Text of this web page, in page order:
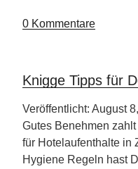
das
0 Kommentare
Knigge Tipps für
Veröffentlicht: August
Gutes Benehmen
für Hotelaufenthalte in
Hygiene Regeln hast